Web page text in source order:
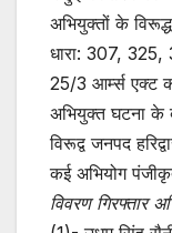
अभियुक्तों के
धारा: 307,
25/3 आर्म्स एक्ट
अभियुक्त घटना के
विरूद्व जनपद
कई अभियोग
विवरण गिरफ्तार